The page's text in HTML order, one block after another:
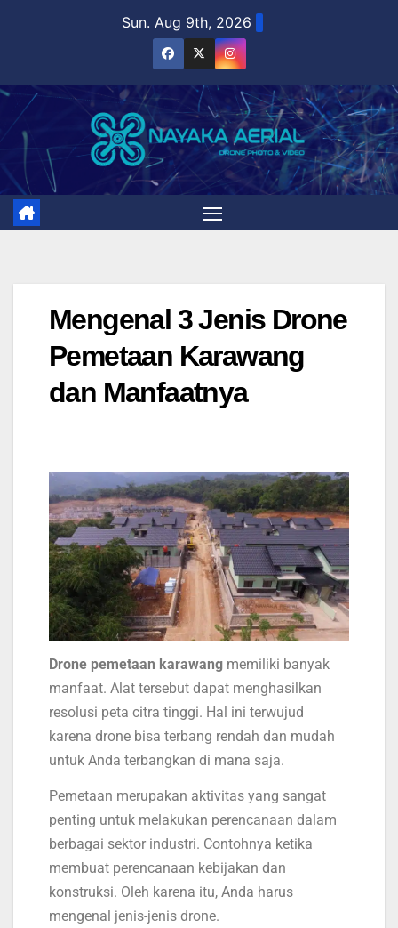
Sun. Aug 9th, 2026
Mengenal 3 Jenis Drone
Pemetaan Karawang
dan Manfaatnya
Drone pemetaan karawang memiliki banyak
manfaat. Alat tersebut dapat menghasilkan
resolusi peta citra tinggi. Hal ini terwujud
karena drone bisa terbang rendah dan mudah
untuk Anda terbangkan di mana saja.
Pemetaan merupakan aktivitas yang sangat
penting untuk melakukan perencanaan dalam
berbagai sektor industri. Contohnya ketika
membuat perencanaan kebijakan dan
konstruksi. Oleh karena itu, Anda harus
mengenal jenis-jenis drone.